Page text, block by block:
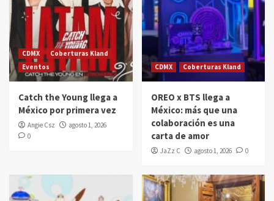
CDMX
Coberturas Kland
Eventos
Catch the Young llega a
México por primera vez
Angie Csz
agosto 1, 2026
0
CDMX Coberturas Kland
OREO x BTS llega a
México: más que una
colaboración es una
carta de amor
JaZz C agosto 1, 2026 0